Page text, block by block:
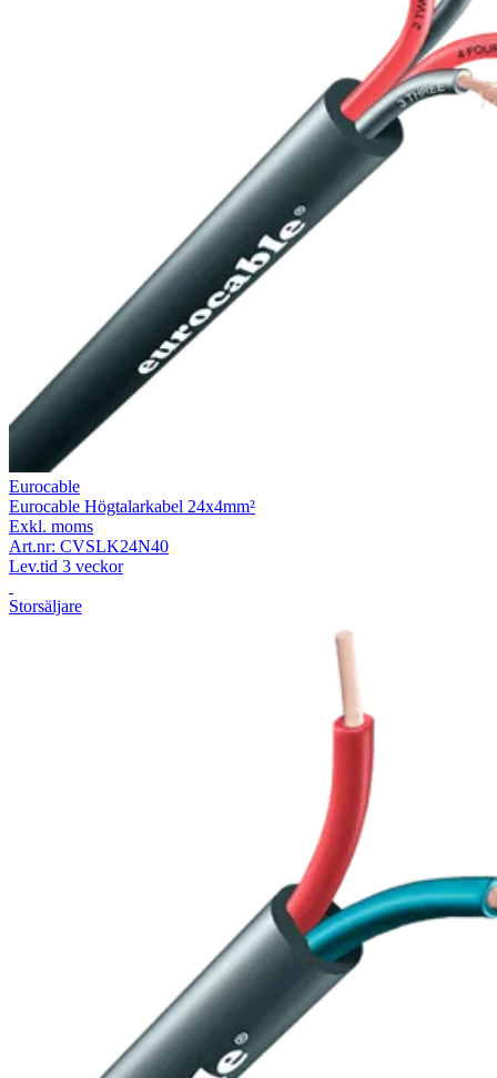
Eurocable
Eurocable Högtalarkabel 24x4mm²
Exkl. moms
Art.nr: CVSLK24N40
Lev.tid 3 veckor
Storsäljare